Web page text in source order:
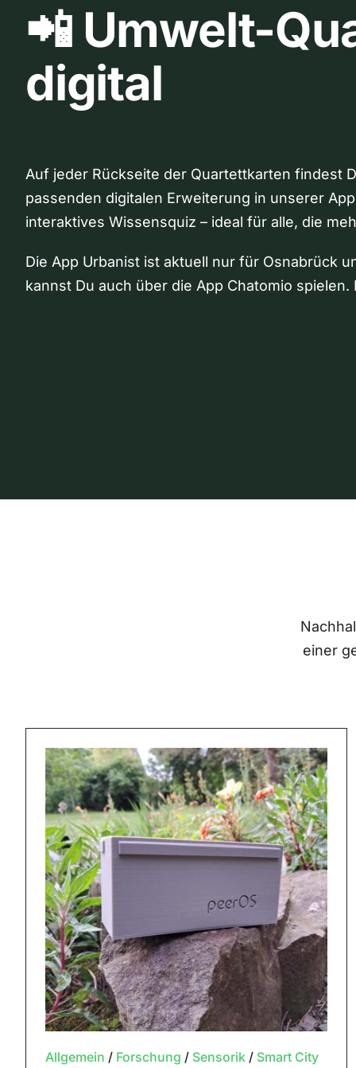
📲 Umwelt-
digital
Auf jeder Rückseite der Quartettkarten findest
passenden digitalen Erweiterung in unserer
interaktives Wissensquiz – ideal für alle, die
Die App Urbanist ist aktuell nur für Osnabrück
kannst Du auch über die App Chatomio
einer
Allgemein / Forschung / Sensorik/ Smart City